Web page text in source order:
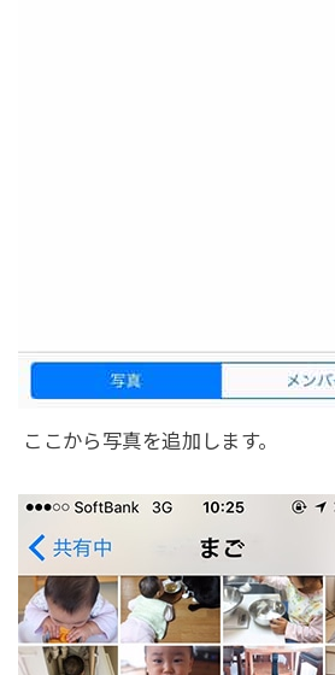
ここから写真を追加します。